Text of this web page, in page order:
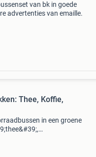
van bk in goede
advertenties van emaille.
Thee, Koffie,
in een groene